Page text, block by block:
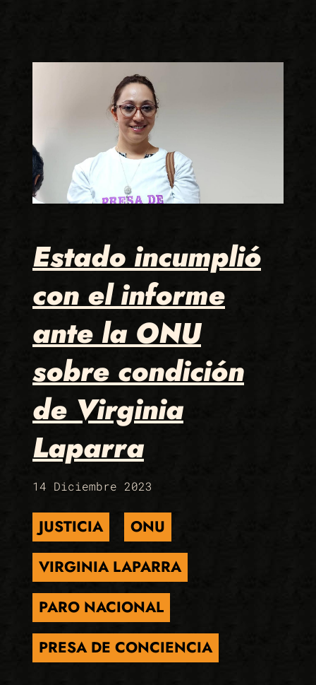
Estado incumplió
con el informe
ante la ONU
sobre condición
de Virginia
Laparra
14 Diciembre 2023
JUSTICIA
ONU
VIRGINIA LAPARRA
PARO NACIONAL
PRESA DE CONCIENCIA